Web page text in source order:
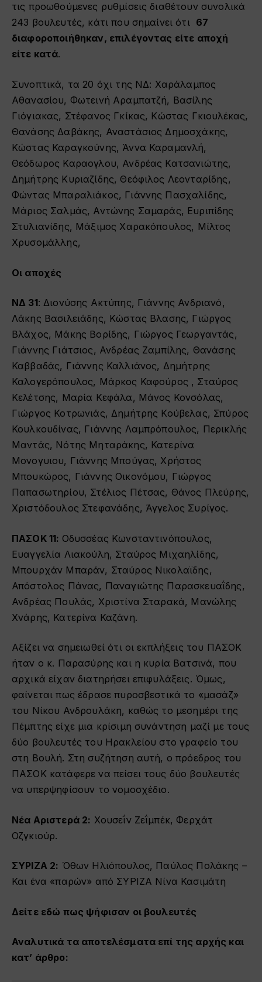
τις προωθούμενες ρυθμίσεις διαθέτουν συνολικά
243 βουλευτές, κάτι που σημαίνει ότι 67
διαφοροποιήθηκαν, επιλέγοντας είτε αποχή
είτε κατά.
Συνοπτικά, τα 20 όχι της ΝΔ: Χαράλαμπος
Αθανασίου, Φωτεινή Αραμπατζή, Βασίλης
Γιόγιακας, Στέφανος Γκίκας, Κώστας Γκιουλέκας,
Θανάσης Δαβάκης, Αναστάσιος Δημοσχάκης,
Κώστας Καραγκούνης, Άννα Καραμανλή,
Θεόδωρος Καραογλου, Ανδρέας Κατσανιώτης,
Δημήτρης Κυριαζίδης, Θεόφιλος Λεονταρίδης,
Φώντας Μπαραλιάκος, Γιάννης Πασχαλίδης,
Μάριος Σαλμάς, Αντώνης Σαμαράς, Ευριπίδης
Στυλιανίδης, Μάξιμος Χαρακόπουλος, Μίλτος
Χρυσομάλλης,
Οι αποχές
ΝΔ 31: Διονύσης Ακτύπης, Γιάννης Ανδριανό,
Λάκης Βασιλειάδης, Κώστας Βλασης, Γιώργος
Βλάχος, Μάκης Βορίδης, Γιώργος Γεωργαντάς,
Γιάννης Γιάτσιος, Ανδρέας Ζαμπίλης, Θανάσης
Καββαδάς, Γιάννης Καλλιάνος, Δημήτρης
Καλογερόπουλος, Μάρκος Καφούρος , Σταύρος
Κελέτσης, Μαρία Κεφάλα, Μάνος Κονσόλας,
Γιώργος Κοτρωνιάς, Δημήτρης Κούβελας, Σπύρος
Κουλκουδίνας, Γιάννης Λαμπρόπουλος, Περικλής
Μαντάς, Νότης Μηταράκης, Κατερίνα
Μονογυιου, Γιάννης Μπούγας, Χρήστος
Μπουκώρος, Γιάννης Οικονόμου, Γιώργος
Παπασωτηρίου, Στέλιος Πέτσας, Θάνος Πλεύρης,
Χριστόδουλος Στεφανάδης, Άγγελος Συρίγος.
ΠΑΣΟΚ 11: Οδυσσέας Κωνσταντινόπουλος,
Ευαγγελία Λιακούλη, Σταύρος Μιχαηλίδης,
Μπουρχάν Μπαράν, Σταύρος Νικολαϊδης,
Απόστολος Πάνας, Παναγιώτης Παρασκευαΐδης,
Ανδρέας Πουλάς, Χριστίνα Σταρακά, Μανώλης
Χνάρης, Κατερίνα Καζάνη.
Αξίζει να σημειωθεί ότι οι εκπλήξεις του ΠΑΣΟΚ
ήταν ο κ. Παρασύρης και η κυρία Βατσινά, που
αρχικά είχαν διατηρήσει επιφυλάξεις. Όμως,
φαίνεται πως έδρασε πυροσβεστικά το «μασάζ»
του Νίκου Ανδρουλάκη, καθώς το μεσημέρι της
Πέμπτης είχε μια κρίσιμη συνάντηση μαζί με τους
δύο βουλευτές του Ηρακλείου στο γραφείο του
στη Βουλή. Στη συζήτηση αυτή, ο πρόεδρος του
ΠΑΣΟΚ κατάφερε να πείσει τους δύο βουλευτές
να υπερψηφίσουν το νομοσχέδιο.
Νέα Αριστερά 2: Χουσεΐν Ζεΐμπέκ, Φερχάτ
Οζγκιούρ.
ΣΥΡΙΖΑ 2: Όθων Ηλιόπουλος, Παύλος Πολάκης –
Και ένα «παρών» από ΣΥΡΙΖΑ Νίνα Κασιμάτη
Δείτε εδώ πως ψήφισαν οι βουλευτές
Αναλυτικά τα αποτελέσματα επί της αρχής και
κατ’ άρθρο: